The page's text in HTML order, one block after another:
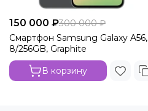
150 000 ₽300 000 ₽
Смартфон Samsung Galaxy A56,
8/256GB, Graphite
В корзину